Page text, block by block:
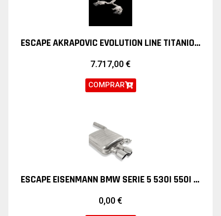
ESCAPE AKRAPOVIC EVOLUTION LINE TITANIO PORSCHE MACAN S GTS TURBO
7.717,00€
COMPRAR
ESCAPE EISENMANN BMW SERIE 5 530I 550I F10 F11
0,00€